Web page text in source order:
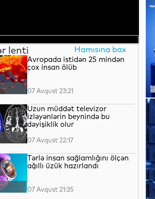
lenti Hamısına bax
Avropada istidən 25 mindən
çox insan ölüb
07 Avqust 23:21
Uzun müddət televizor
izləyənlərin beynində bu
dəyişiklik olur
07 Avqust 22:17
Tərlə insan sağlamlığını ölçən
ağıllı üzük hazırlandı
07 Avqust 21:35